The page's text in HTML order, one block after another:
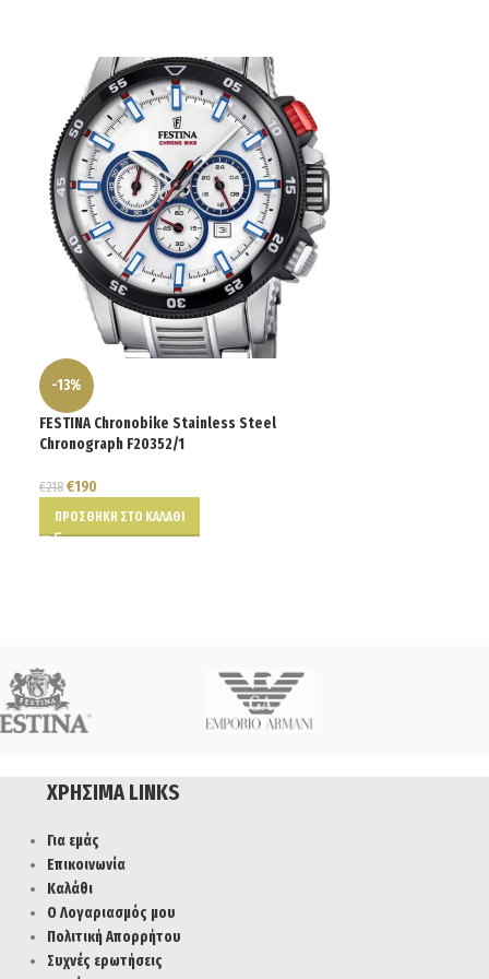
-13%
FESTINA Chronobike Stainless Steel
Chronograph F20352/1
€218 €190
ΠΡΟΣΘΉΚΗ ΣΤΟ ΚΑΛΆΘΙ
ΧΡΉΣΙΜΑ LINKS
Για εμάς
Επικοινωνία
Καλάθι
Ο Λογαριασμός μου
Πολιτική Απορρήτου
Συχνές ερωτήσεις